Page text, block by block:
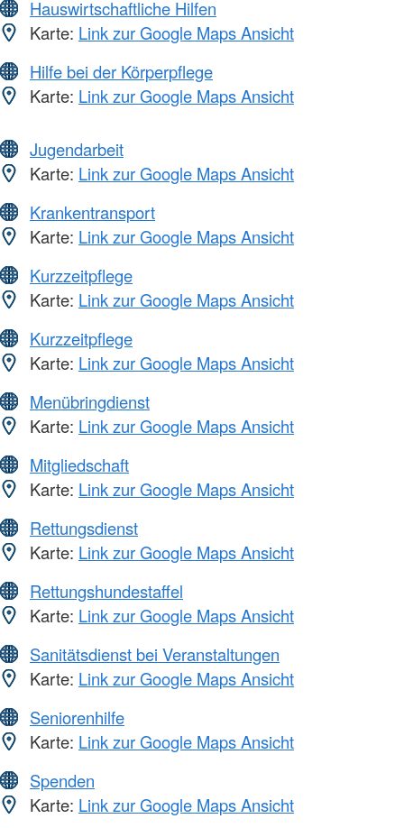
Hauswirtschaftliche Hilfen
Karte: Link zur Google Maps Ansicht
Hilfe bei der Körperpflege
Karte: Link zur Google Maps Ansicht
Jugendarbeit
Karte: Link zur Google Maps Ansicht
Krankentransport
Karte: Link zur Google Maps Ansicht
Kurzzeitpflege
Karte: Link zur Google Maps Ansicht
Kurzzeitpflege
Karte: Link zur Google Maps Ansicht
Menübringdienst
Karte: Link zur Google Maps Ansicht
Mitgliedschaft
Karte: Link zur Google Maps Ansicht
Rettungsdienst
Karte: Link zur Google Maps Ansicht
Rettungshundestaffel
Karte: Link zur Google Maps Ansicht
Sanitätsdienst bei Veranstaltungen
Karte: Link zur Google Maps Ansicht
Seniorenhilfe
Karte: Link zur Google Maps Ansicht
Spenden
Karte: Link zur Google Maps Ansicht